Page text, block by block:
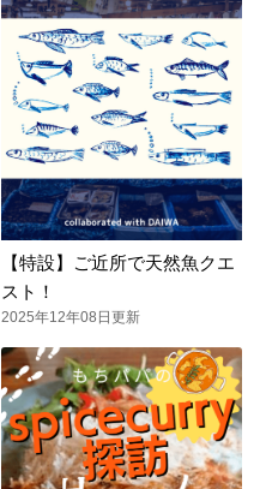
【特設】ご近所で天然魚クエ
スト！
2025年12年08日更新